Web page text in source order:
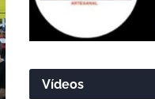
Vídeos